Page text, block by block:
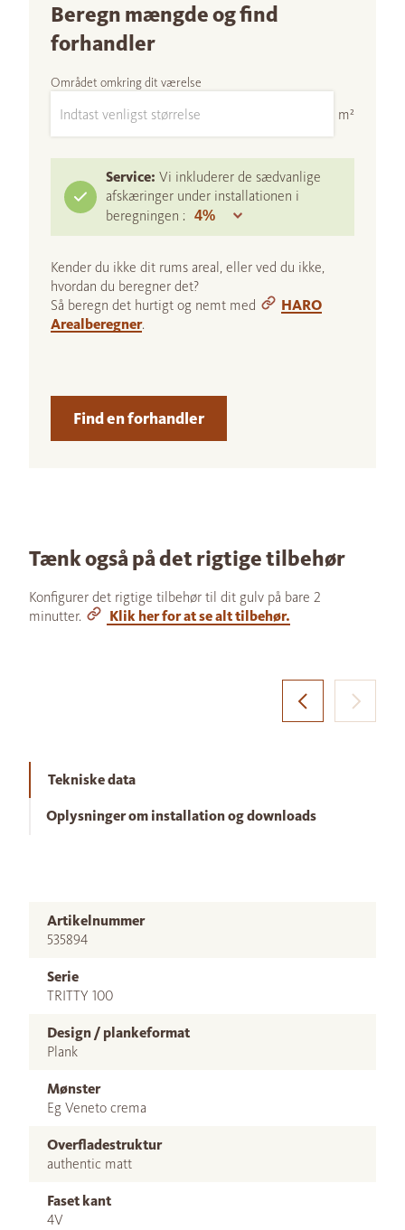
Beregn mængde og find
forhandler
Området omkring dit værelse
m²
Service: Vi inkluderer de sædvanlige
afskæringer under installationen i
beregningen :
Kender du ikke dit rums areal, eller ved du ikke,
hvordan du beregner det?
Så beregn det hurtigt og nemt med
HARO
Arealberegner.
Find en forhandler
Tænk også på det rigtige tilbehør
Konfigurer det rigtige tilbehør til dit gulv på bare 2
minutter.
Klik her for at se alt tilbehør.
Tekniske data
Oplysninger om installation og downloads
Artikelnummer
535894
Serie
TRITTY 100
Design / plankeformat
Plank
Mønster
Eg Veneto crema
Overfladestruktur
authentic matt
Faset kant
4V